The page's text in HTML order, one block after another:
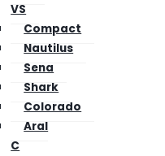
VS
Compact
Nautilus
Sena
Shark
Colorado
Aral
C